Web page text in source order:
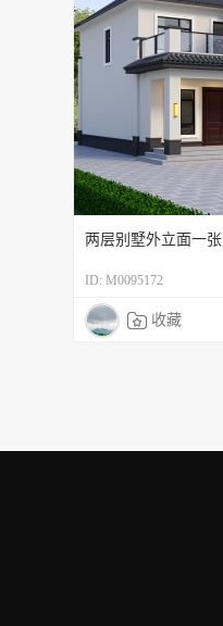
两层别墅外立面一张
ID: M0095172
 收藏